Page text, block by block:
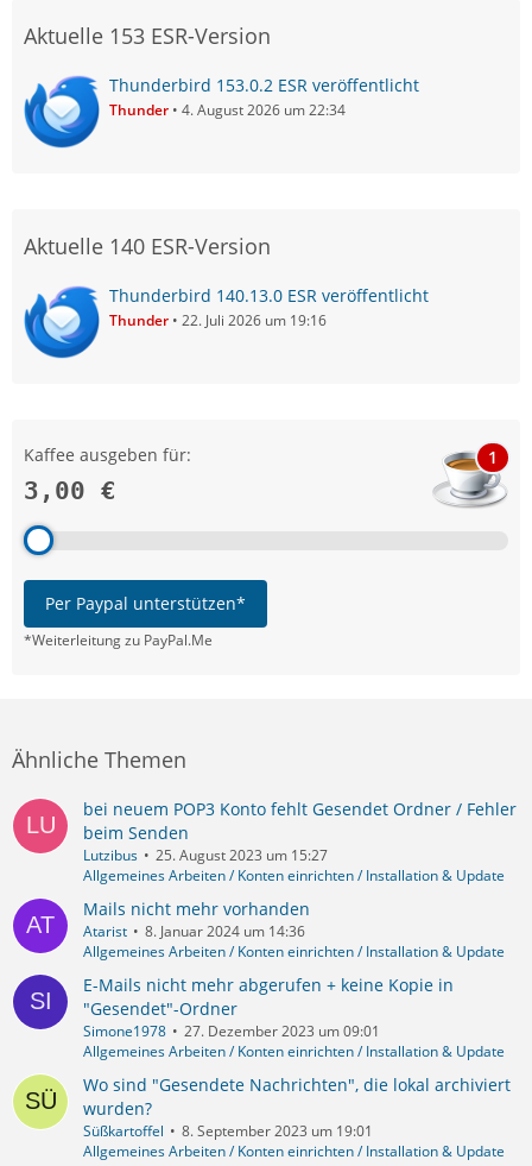
Aktuelle 153 ESR-Version
Thunderbird 153.0.2 ESR veröffentlicht
Thunder 4. August 2026 um 22:34
Aktuelle 140 ESR-Version
Thunderbird 140.13.0 ESR veröffentlicht
Thunder 22. Juli 2026 um 19:16
Kaffee ausgeben für:
3,00 €
1
Per Paypal unterstützen*
*Weiterleitung zu PayPal.Me
Ähnliche Themen
bei neuem POP3 Konto fehlt Gesendet Ordner / Fehler
beim Senden
Lutzibus
25. August 2023 um 15:27
Allgemeines Arbeiten / Konten einrichten / Installation & Update
Mails nicht mehr vorhanden
Atarist
8. Januar 2024 um 14:36
Allgemeines Arbeiten / Konten einrichten / Installation & Update
E-Mails nicht mehr abgerufen + keine Kopie in
"Gesendet"-Ordner
Simone1978
27. Dezember 2023 um 09:01
Allgemeines Arbeiten / Konten einrichten / Installation & Update
Wo sind "Gesendete Nachrichten", die lokal archiviert
wurden?
Süßkartoffel
8. September 2023 um 19:01
Allgemeines Arbeiten / Konten einrichten / Installation & Update